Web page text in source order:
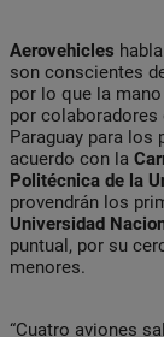
Aerovehicles
son conscientes
por lo que la
por colaboradores
Paraguay para los
acuerdo con la
Politécnica de la
provendrán los
Universidad
puntual, por su
menores.
“Cuatro aviones